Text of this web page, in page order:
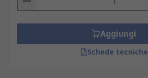
Aggiungi
Schede tecniche